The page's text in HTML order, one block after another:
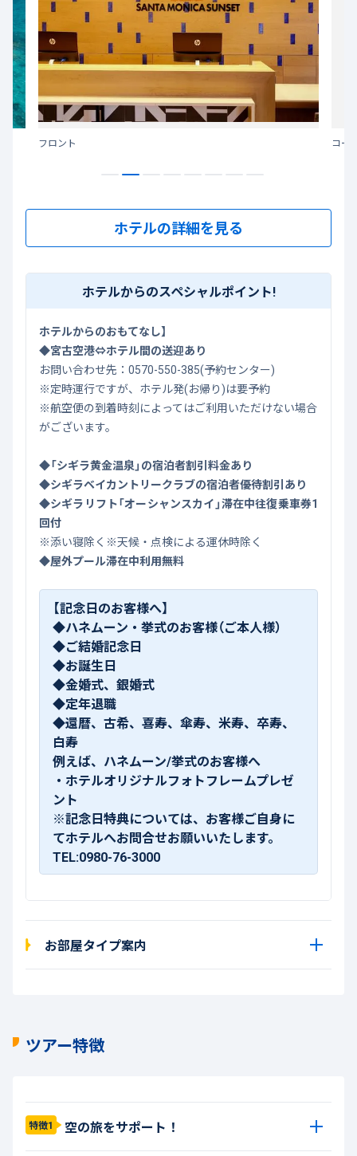
フロント コー
ホテルの詳細を見る
ホテルからのスペシャルポイント!
ホテルからのおもてなし】
◆宮古空港⇔ホテル間の送迎あり
お問い合わせ先： 0570-550-385(予約センター)
※定時運行ですが、ホテル発(お帰り)は要予約
※航空便の到着時刻によってはご利用いただけない場合
がございます。
◆「シギラ黄金温泉」の宿泊者割引料金あり
◆シギラベイカントリークラブの宿泊者優待割引あり
◆シギラリフト「オーシャンスカイ」滞在中往復乗車券1
回付
※添い寝除く※天候・点検による運休時除く
◆屋外プール滞在中利用無料
【記念日のお客様へ】
◆ハネムーン・挙式のお客様（ご本人様）
◆ご結婚記念日
◆お誕生日
◆金婚式、銀婚式
◆定年退職
◆還暦、古希、喜寿、傘寿、米寿、卒寿、
白寿
例えば、ハネムーン/挙式のお客様へ
・ホテルオリジナルフォトフレームプレゼ
ント
※記念日特典については、お客様ご自身に
てホテルへお問合せお願いいたします。
TEL:0980-76-3000
お部屋タイプ案内
ツアー特徴
特徴1 空の旅をサポート！